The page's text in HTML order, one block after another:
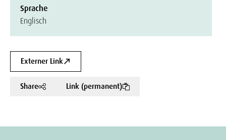
Sprache
Englisch
Externer Link
Share Link (permanent)